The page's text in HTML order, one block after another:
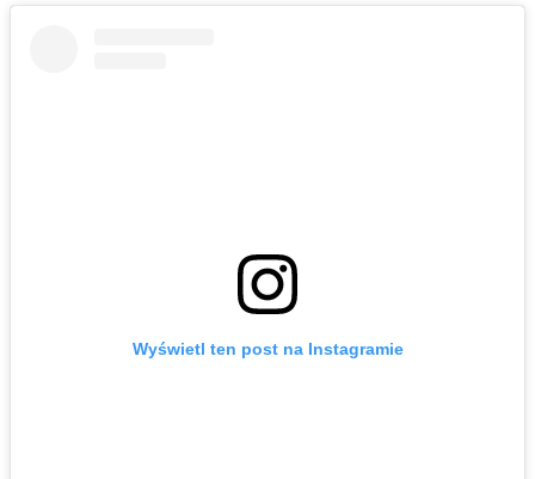
Wyświetl ten post na Instagramie